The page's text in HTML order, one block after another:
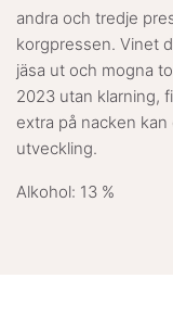
andra och tredje
korgpressen. Vinet
jäsa ut och mogna
2023 utan klarning,
extra på nacken
utveckling.
Alkohol: 13 %